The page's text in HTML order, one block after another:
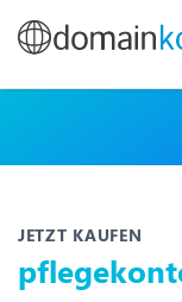
JETZT KAUFEN